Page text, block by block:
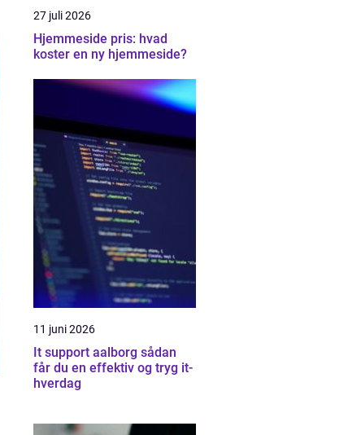
27 juli 2026
Hjemmeside pris: hvad
koster en ny hjemmeside?
11 juni 2026
It support aalborg sådan
får du en effektiv og tryg it-
hverdag